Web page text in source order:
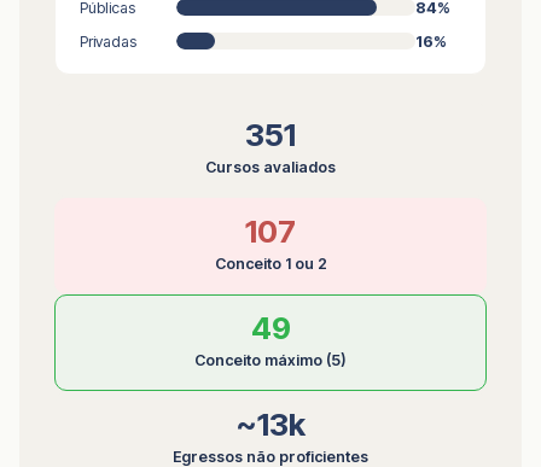
Públicas 84%
Privadas 16%
351
Cursos avaliados
107
Conceito 1 ou 2
49
Conceito máximo (5)
~13k
Egressos não proficientes